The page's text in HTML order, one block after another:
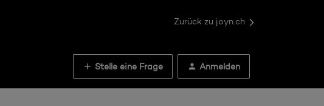
Zurück zu joyn.ch
Stelle eine Frage Anmelden